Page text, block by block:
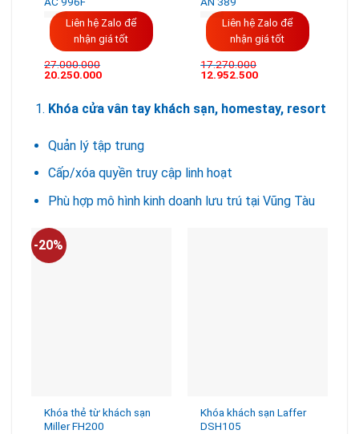
Liên hệ Zalo để
nhận giá tốt
27.000.000
Giá
27.000.000VND.
20.250.000Giá
là:
20.250.000VND.
Liên hệ Zalo để
nhận giá tốt
17.270.000
12.952.500
Khóa cửa vân tay khách sạn, homestay, resort
Quản lý tập trung
Cấp/xóa quyền truy cập linh hoạt
Phù hợp mô hình kinh doanh lưu trú tại Vũng Tàu
-20%
Khóa thẻ từ khách sạn
Miller FH200
Khóa khách sạn Laffer
DSH105